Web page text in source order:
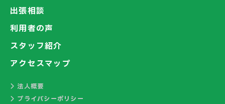
出張相談
利用者の声
スタッフ紹介
アクセスマップ
法人概要
プライバシーポリシー